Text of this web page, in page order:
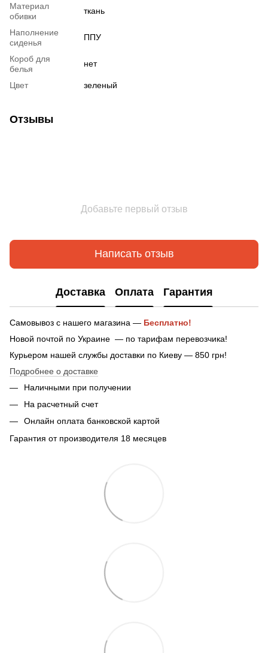
Материал
обивки
ткань
Наполнение
сиденья
ППУ
Короб для
белья
нет
Цвет зеленый
Отзывы
Добавьте первый отзыв
Написать отзыв
Доставка Оплата Гарантия
Самовывоз с нашего магазина — Бесплатно!
Новой почтой по Украине — по тарифам перевозчика!
Курьером нашей службы доставки по Киеву — 850 грн!
Подробнее о доставке
Наличными при получении
На расчетный счет
Онлайн оплата банковской картой
Гарантия от производителя 18 месяцев